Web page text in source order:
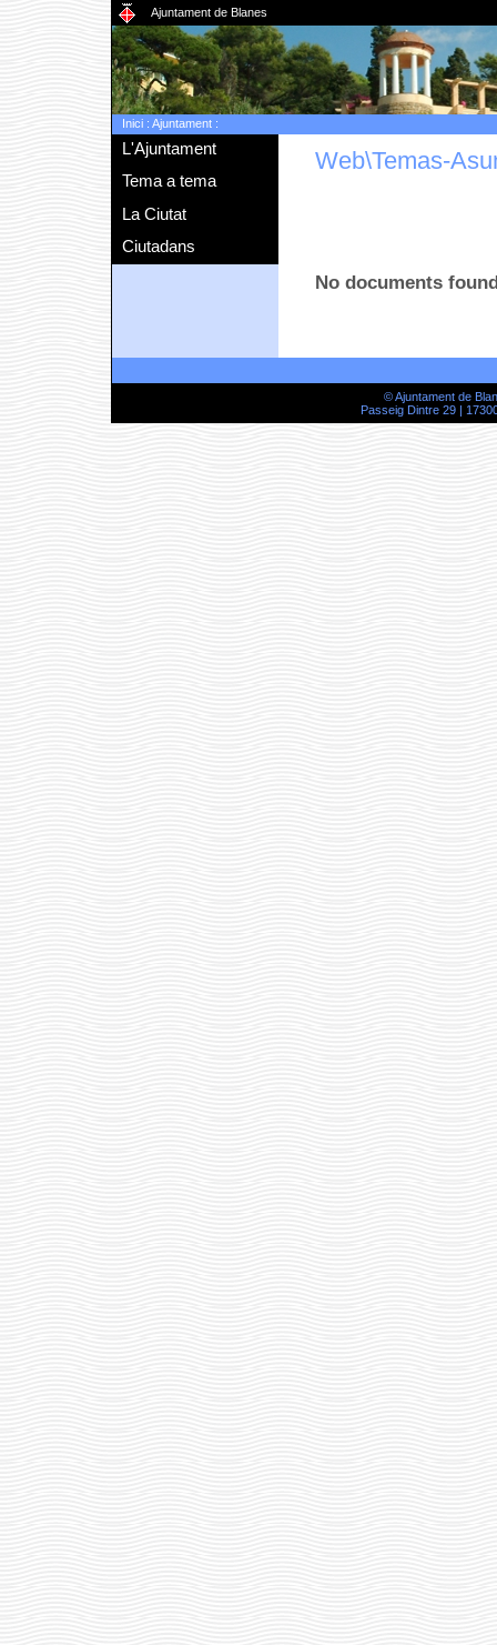
Ajuntament de Blanes
Inici: Ajuntament:
L'Ajuntament
Tema a tema
La Ciutat
Ciutadans
Web\Temas-
No documents
© Ajuntament de
Passeig Dintre 29 |